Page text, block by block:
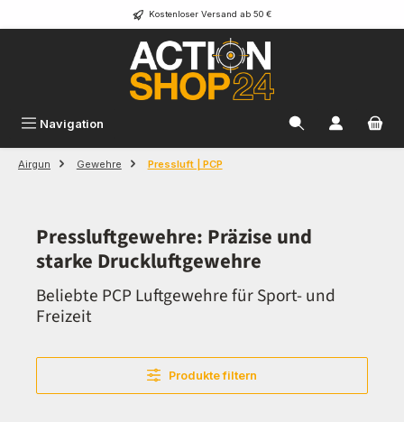
Zum Hauptinhalt springen Kostenloser Versand ab 50 €
Navigation
Airgun Gewehre Pressluft | PCP
Pressluftgewehre: Präzise und
starke Druckluftgewehre
Beliebte PCP Luftgewehre für Sport- und
Freizeit
Produkte filtern